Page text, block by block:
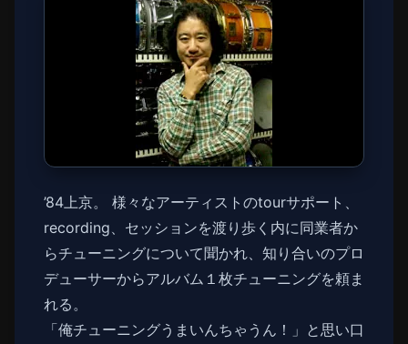
’84上京。 様々なアーティストのtourサポート、
recording、セッションを渡り歩く内に同業者か
らチューニングについて聞かれ、知り合いのプロ
デューサーからアルバム１枚チューニングを頼ま
れる。
「俺チューニングうまいんちゃうん！」と思い口